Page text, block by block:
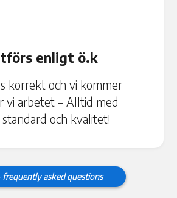
enligt ö.k
korrekt och vi kommer
vi arbetet – Alltid med
standard och kvalitet!
frequently asked questions